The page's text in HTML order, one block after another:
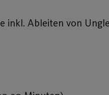
inkl. Ableiten von